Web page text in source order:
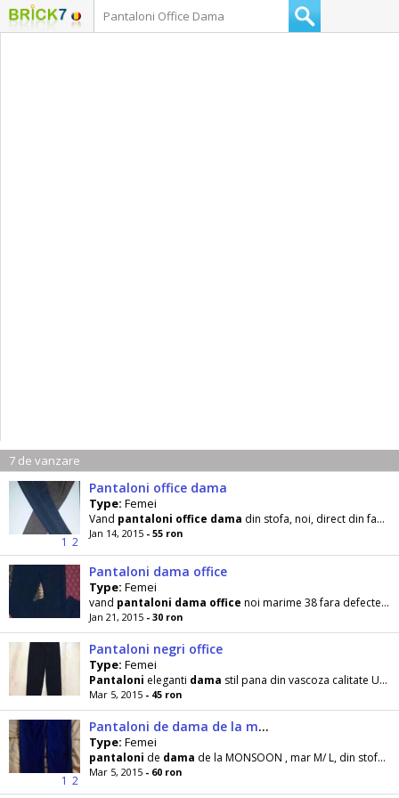
7 de vanzare
1 2
Pantaloni office dama
Type: Femei
Vand pantaloni office dama din stofa, noi, direct din fabrica confectii, lucrat dupa sabloane si
Jan 14, 2015 - 55 ron
Pantaloni dama office
Type: Femei
vand pantaloni dama office noi marime 38 fara defecte va astept pe pagina mea
Jan 21, 2015 - 30 ron
Pantaloni negri office
Type: Femei
Pantaloni eleganti dama stil pana din vascoza calitate UK marimea 34 / S 45 lei ( pret de eticheta
Mar 5, 2015 - 45 ron
1 2
Pantaloni de dama de la monsoon , m. m/ l, ca noi
Type: Femei
pantaloni de dama de la MONSOON , mar M/ L, din stofa bleumarin, model
Mar 5, 2015 - 60 ron